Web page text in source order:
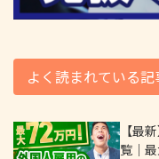
よく読まれている記
【最
覧｜